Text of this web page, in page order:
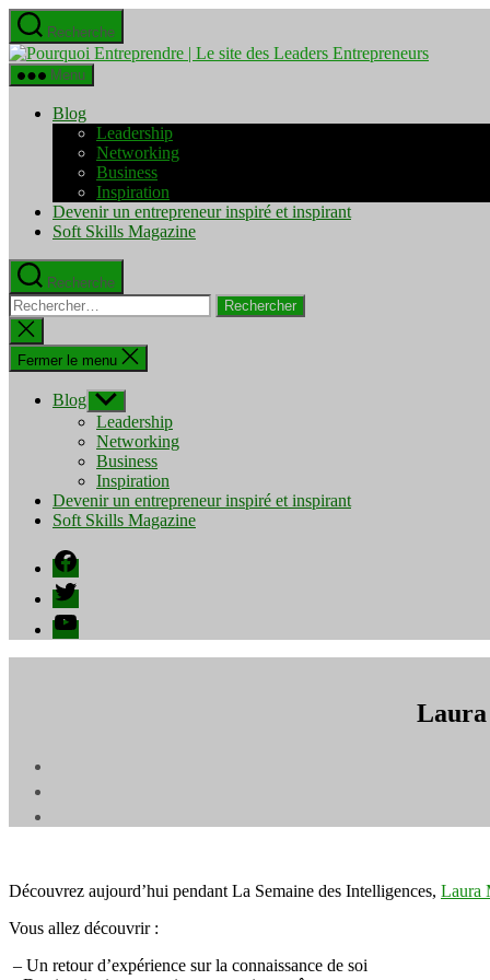
Aller
au
contenu
Recherche
Pourquoi
Menu
Blog
Leadership
Networking
Business
Inspiration
Devenir un entrepreneur inspiré et inspirant
Soft Skills Magazine
Recherche
Rechercher :
Fermer
la
recherche
Fermer le menu
Blog Afficher
le
sous-
menu
Leadership
Networking
Business
Inspiration
Devenir un entrepreneur inspiré et inspirant
Soft Skills Magazine
Facebook
Twitter
YouTube
Laura
Découvrez aujourd’hui pendant La Semaine des Intelligences, Laura
Vous allez découvrir : ⁠
– Un retour d’expérience sur la connaissance de soi ⁠